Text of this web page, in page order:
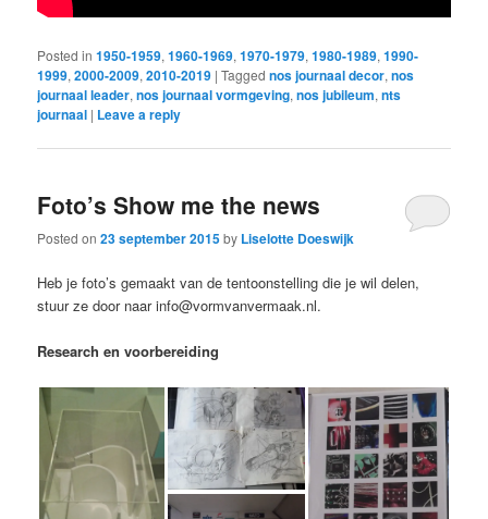
Posted in 1950-1959,1960-1969,1970-1979,1980-1989,1990-
1999,2000-2009,2010-2019 |Tagged nos journaal decor,nos
journaal leader,nos journaal vormgeving,nos jubileum,nts
journaal | Leave a reply
Foto’s Show me the news
Posted on23 september 2015by Liselotte Doeswijk
Heb je foto’s gemaakt van de tentoonstelling die je wil delen,
stuur ze door naar info@vormvanvermaak.nl.
Research en voorbereiding